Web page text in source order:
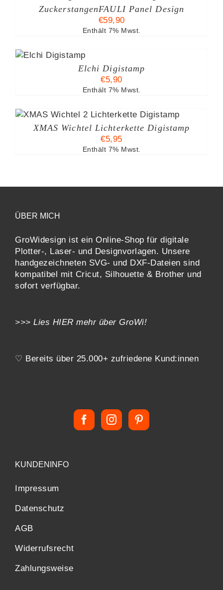
ZuckerstangenFAULI Panel Design
€59,90
Enthält 7% Mwst.
Elchi Digistamp
€5,90
Enthält 7% Mwst.
XMAS Wichtel Lichterkette Digistamp
€5,95
Enthält 7% Mwst.
ÜBER MICH
GroWidesign ist ein Online-Shop für digitale
Plotter-, Laser- und Designvorlagen. Unsere
handgezeichneten SVG- und DXF-Dateien sind
kompatibel mit Cricut, Silhouette & Brother und
sofort verfügbar.
>>> Lies HIER mehr über GroWi!
♡ Bereits über 25.000+ zufriedene Kund:innen
KUNDENINFO
Impressum
Datenschutz
AGB
Widerrufsrecht
Zahlungsweise